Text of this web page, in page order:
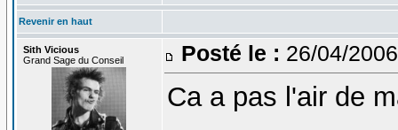
Revenir en haut
Sith Vicious
Grand Sage du Conseil
Posté le : 26/04/
Ca a pas l'air de